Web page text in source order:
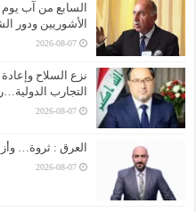
السابع من آب
الأشوريين ودور
2026-08-07
نزع السلاح
التجارب
2026-08-07
العرق : ثروة…
2026-08-07